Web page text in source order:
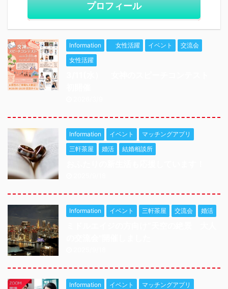
プロフィール
Information 女性活躍 イベント
交流会
女性活躍
Information イベント
マッチングアプリ
三軒茶屋
婚活 結婚相談所
Information イベント 三軒茶屋 交流会 婚活
Information イベント
マッチングアプリ